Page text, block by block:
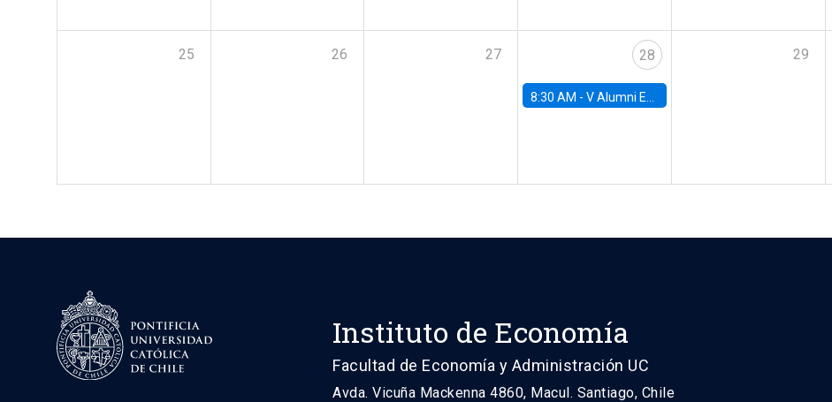
25 26 27 28
8:30 AM -V Alumni Economics Workshop
29
Instituto de Economía
Facultad de Economía y Administración UC
Avda. Vicuña Mackenna 4860, Macul. Santiago, Chile